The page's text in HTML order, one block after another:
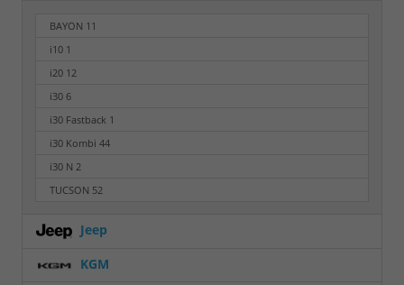
BAYON 11
i10 1
i20 12
i30 6
i30 Fastback 1
i30 Kombi 44
i30 N 2
TUCSON 52
Jeep
KGM